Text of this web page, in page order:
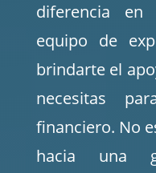
diferencia en
equipo de
brindarte el
necesitas
financiero. No
hacia una